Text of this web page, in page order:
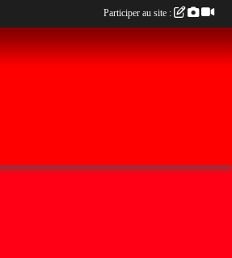
Participer au site :